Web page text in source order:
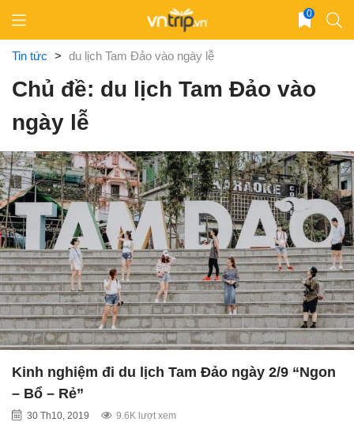
content
0
Tin tức > du lịch Tam Đảo vào ngày lễ
Chủ đề: du lịch Tam Đảo vào
ngày lễ
Kinh nghiệm đi du lịch Tam Đảo ngày 2/9 “Ngon
– Bổ – Rẻ”
30 Th10, 2019 9.6K lượt xem